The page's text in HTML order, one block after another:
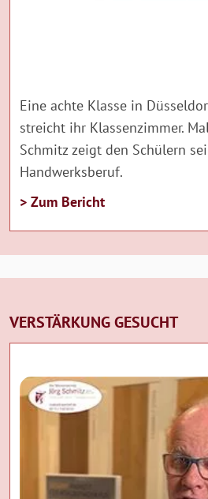
Eine achte Klasse in
streicht ihr Klassenzimmer.
Schmitz zeigt den Schülern
Handwerksberuf.
> Zum Bericht
VERSTÄRKUNG GESUCHT